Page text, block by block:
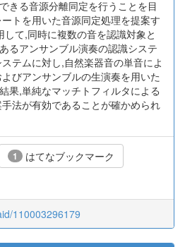
きる音源分離同定を行うことを目
トを用いた音源同定処理を提案す
て,同時に複数の音を認識対象と
るアンサンブル演奏の認識システ
テムに対し,自然楽器音の単音によ
びアンサンブルの生演奏を用いた
果,単純なマッチトフィルタによる
法が有効であることが確かめられ
1 はてなブックマーク
110003296179